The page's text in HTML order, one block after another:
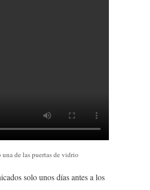
de las puertas de vidrio
solo unos días antes a los